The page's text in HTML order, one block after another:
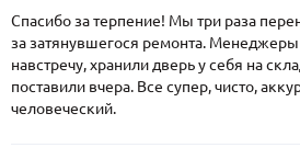
Спасибо за терпение! Мы три раза
за затянувшегося ремонта.
навстречу, хранили дверь у себя на
поставили вчера. Все супер, чисто,
человеческий.